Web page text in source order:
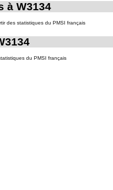
à W3134
des statistiques du PMSI français
du PMSI français